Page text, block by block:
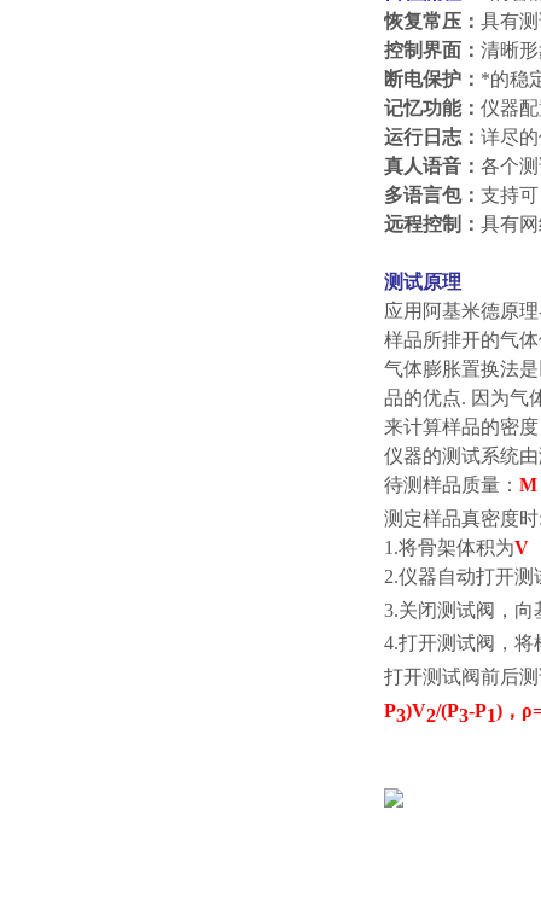
恢复常压 ： 具有
控制界面 ： 清晰
断电保护 ： *的稳
记忆功能： 仪器
运行日志 ： 详尽
真人语音 ： 各个
多语言包： 支持
远程控制 ： 具有
测试原理
应用阿基米德原
样品所排开的气
气体膨胀置换法
品的优点. 因为气
来计算样品的密
仪器的测试系统
待测样品质量： M
测定样品真密度
1.将骨架体积为V
2.仪器自动打开测
3.关闭测试阀，向
4.打开测试阀，将
打开测试阀前后
P3)V2/(P3-P1)， ρ